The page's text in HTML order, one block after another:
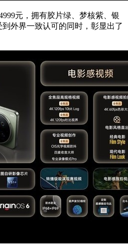
元，拥有胶片绿、梦核紫、银
外界一致认可的同时，彰显出了